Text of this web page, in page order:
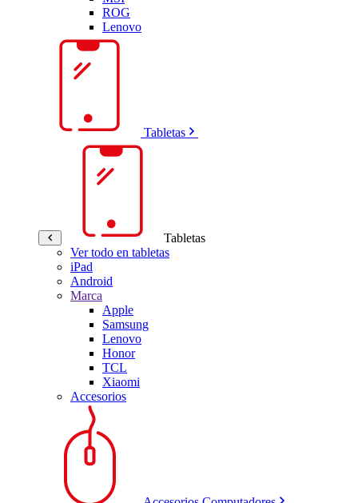
ROG
Lenovo
Tabletas
Tabletas
Ver todo en tabletas
iPad
Android
Marca
Apple
Samsung
Lenovo
Honor
TCL
Xiaomi
Accesorios